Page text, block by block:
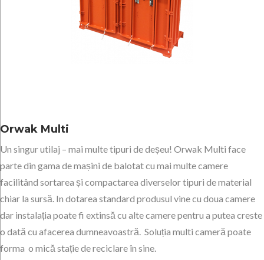
Orwak Multi
Un singur utilaj – mai multe tipuri de deșeu! Orwak Multi face
parte din gama de mașini de balotat cu mai multe camere
facilitând sortarea și compactarea diverselor tipuri de material
chiar la sursă. In dotarea standard produsul vine cu doua camere
dar instalația poate fi extinsă cu alte camere pentru a putea creste
o dată cu afacerea dumneavoastră. Soluția multi cameră poate
forma o mică stație de reciclare în sine.